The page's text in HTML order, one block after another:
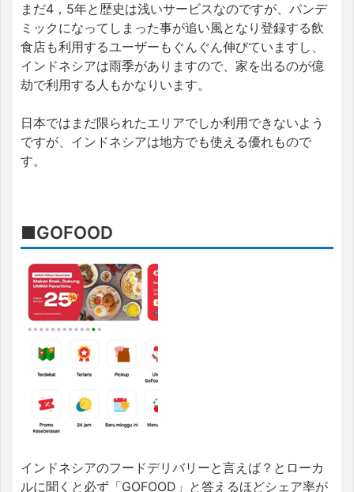
まだ4，5年と歴史は浅いサービスなのですが、パンデ
ミックになってしまった事が追い風となり登録する飲
食店も利用するユーザーもぐんぐん伸びていますし、
インドネシアは雨季がありますので、家を出るのが億
劫で利用する人もかなりいます。
日本ではまだ限られたエリアでしか利用できないよう
ですが、インドネシアは地方でも使える優れもので
す。
■GOFOOD
インドネシアのフードデリバリーと言えば？とローカ
ルに聞くと必ず「GOFOOD」と答えるほどシェア率が